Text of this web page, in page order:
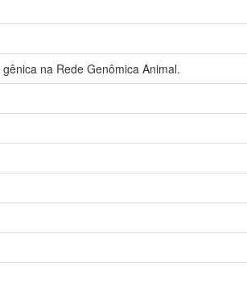
na Rede Genômica Animal.